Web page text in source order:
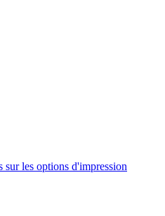
sur les options d'impression